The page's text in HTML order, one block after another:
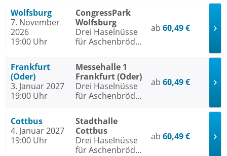
Wolfsburg
7. November
2026
19:00 Uhr
CongressPark
Wolfsburg
Drei Haselnüsse
für Aschenbrödel
ab 60,49 €
Frankfurt
(Oder)
3. Januar 2027
19:00 Uhr
Messehalle 1
Frankfurt (Oder)
Drei Haselnüsse
für Aschenbrödel
ab 60,49 €
Cottbus
4. Januar 2027
19:00 Uhr
Stadthalle
Cottbus
Drei Haselnüsse
für Aschenbrödel
ab 60,49 €